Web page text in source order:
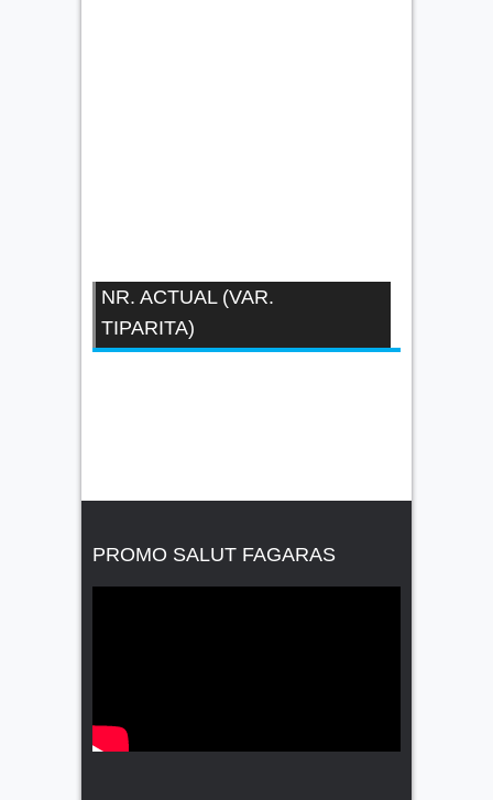
NR. ACTUAL (VAR.
TIPARITA)
PROMO SALUT FAGARAS